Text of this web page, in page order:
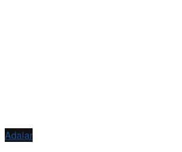
Adalar